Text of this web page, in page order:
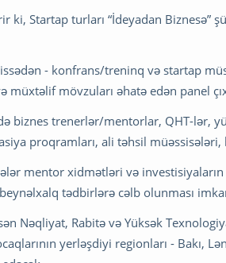
ki, Startap turları “İdeyadan Biznesə”
- konfrans/treninq və startap
müxtəlif mövzuları əhatə edən panel
biznes trenerlər/mentorlar, QHT-lər,
proqramları, ali təhsil müəssisələri,
mentor xidmətləri və
tədbirlərə cəlb olunması
Nəqliyat, Rabitə və Yüksək
yerləşdiyi regionları - Bakı,